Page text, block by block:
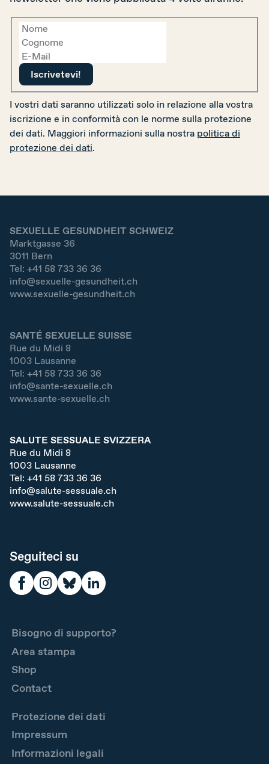
I vostri dati saranno utilizzati solo in relazione alla vostra
iscrizione e in conformità con le norme sulla protezione
dei dati. Maggiori informazioni sulla nostra politica di
protezione dei dati.
SEXUELLE GESUNDHEIT SCHWEIZ
Marktgasse 36
3011 Bern
Tel: +41 58 733 36 36
info@sexuelle-gesundheit.ch
www.sexuelle-gesundheit.ch
SANTÉ SEXUELLE SUISSE
Rue du Midi 8
1003 Lausanne
Tel: +41 58 733 36 36
info@sante-sexuelle.ch
www.sante-sexuelle.ch
SALUTE SESSUALE SVIZZERA
Rue du Midi 8
1003 Lausanne
Tel: +41 58 733 36 36
info@salute-sessuale.ch
www.salute-sessuale.ch
Seguiteci su
Bisogno di supporto?
Area stampa
Shop
Contact
Protezione dei dati
Impressum
Informazioni legali